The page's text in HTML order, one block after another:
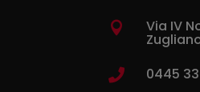
 Via IV
 0445